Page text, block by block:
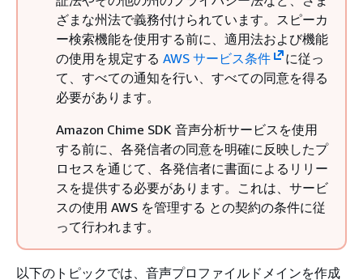
ざまな州法で義務付けられています。スピーカ
ー検索機能を使用する前に、適用法および機能
の使用を規定する AWS サービス条件
に従っ
て、すべての通知を行い、すべての同意を得る
必要があります。
Amazon Chime SDK 音声分析サービスを使用
する前に、各発信者の同意を明確に反映したプ
ロセスを通じて、各発信者に書面によるリリー
スを提供する必要があります。これは、サービ
スの使用 AWS を管理する との契約の条件に従
って行われます。
以下のトピックでは、音声プロファイルドメインを作成